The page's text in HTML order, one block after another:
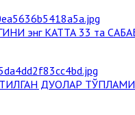
энг КАТТА 33 та
ДУОЛАР ТЎПЛАМИ